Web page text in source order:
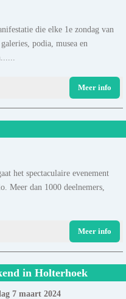
die elke 1e zondag van
podia, musea en
Meer info
het spectaculaire evenement
Meer dan 1000 deelnemers,
Meer info
in Holterhoek
7 maart 2024